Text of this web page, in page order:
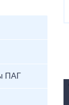
ПАГ